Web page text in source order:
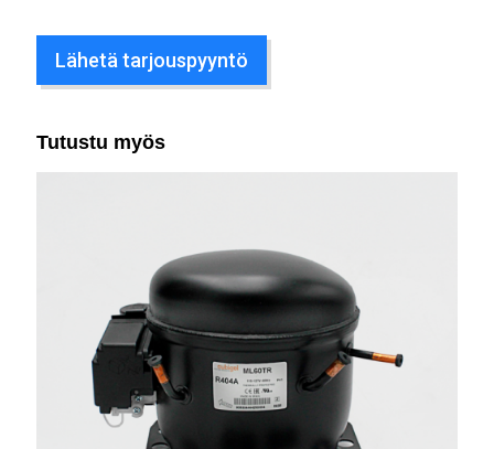
Lähetä tarjouspyyntö
Tutustu myös